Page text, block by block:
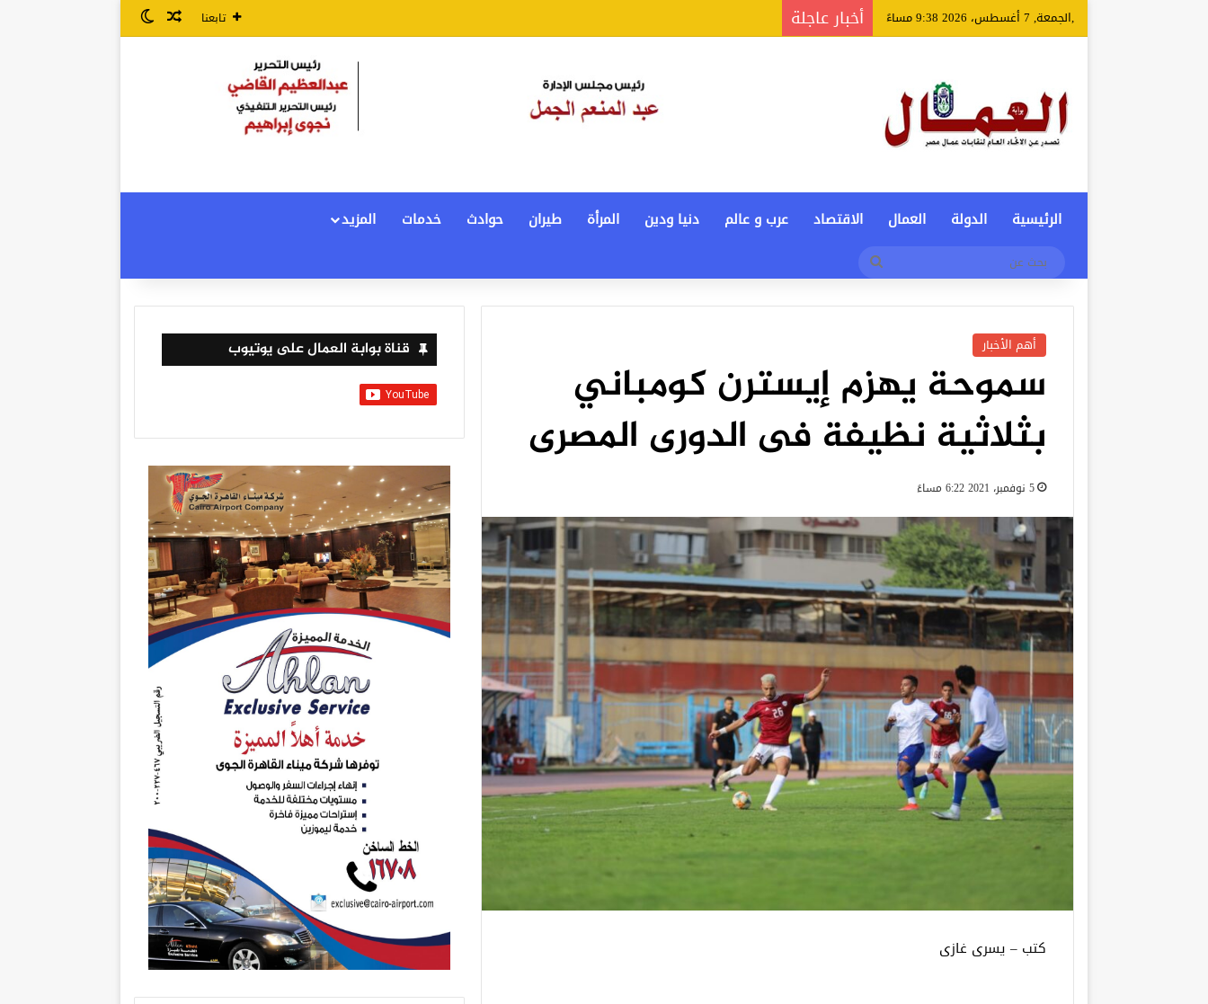
,الجمعة, 7 أغسطس، 2026 9:38 مساءً أخبار عاجلة تابعنا مقال عشوائي
الوضع المظلم
الرئيسية الدولة العمال الاقتصاد عرب و عالم دنيا ودين المرأة طيران حوادث خدمات
المزيد
أهم الأخبار
سموحة يهزم إيسترن كومباني
بثلاثية نظيفة فى الدورى المصرى
5 نوفمبر، 2021 6:22 مساءً
كتب – يسرى غازى
قناة بوابة العمال على يوتيوب